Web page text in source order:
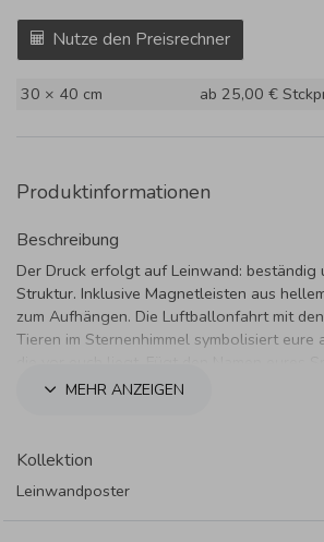
Nutze den Preisrechner
30 × 40 cm ab 25,00 €
Produktinformationen
Beschreibung
Der Druck erfolgt auf Leinwand: beständig
Struktur. Inklusive Magnetleisten aus
zum Aufhängen. Die Luftballonfahrt mit
Tieren im Sternenhimmel symbolisiert eure
die Geburtsdaten hinzu und dekoriert die
MEHR ANZEIGEN
Kollektion
Leinwandposter